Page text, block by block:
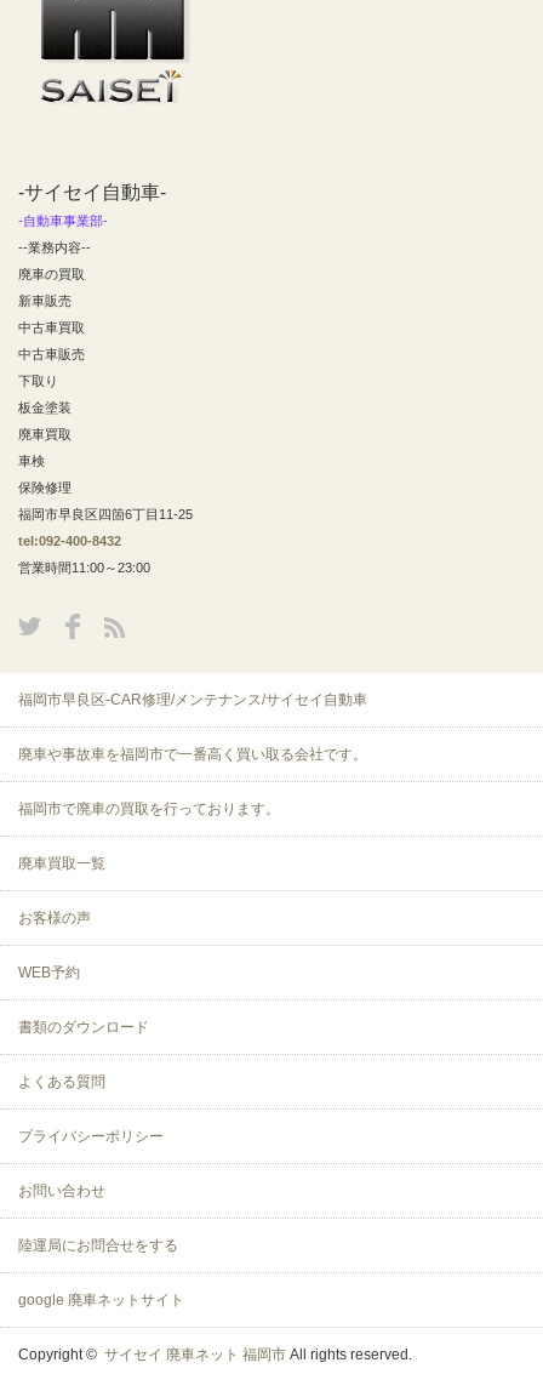
-サイセイ自動車-
-自動車事業部-
--業務内容--
廃車の買取
新車販売
中古車買取
中古車販売
下取り
板金塗装
廃車買取
車検
保険修理
福岡市早良区四箇6丁目11-25
tel:092-400-8432
営業時間11:00～23:00
福岡市早良区-CAR修理/メンテナンス/サイセイ自動車
廃車や事故車を福岡市で一番高く買い取る会社です。
福岡市で廃車の買取を行っております。
廃車買取一覧
お客様の声
WEB予約
書類のダウンロード
よくある質問
プライバシーポリシー
お問い合わせ
陸運局にお問合せをする
google 廃車ネットサイト
Copyright © サイセイ 廃車ネット 福岡市 All rights reserved.